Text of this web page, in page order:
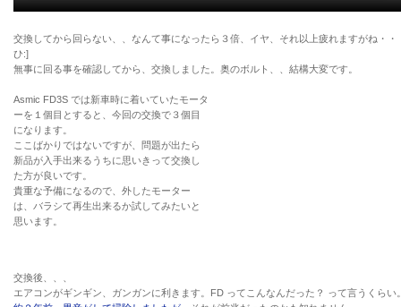
交換してから回らない、、なんて事になったら３倍、イヤ、それ以上疲れますがね・・
ひ:]
無事に回る事を確認してから、交換しました。奥のボルト、、結構大変です。
Asmic FD3S では新車時に着いていたモータ
ーを１個目とすると、今回の交換で３個目
になります。
ここばかりではないですが、問題が出たら
新品が入手出来るうちに思いきって交換し
た方が良いです。
貴重な予備になるので、外したモーター
は、バラシて再生出来るか試してみたいと
思います。
交換後、、、
エアコンがギンギン、ガンガンに利きます。 FD ってこんなんだった？ って言うくらい